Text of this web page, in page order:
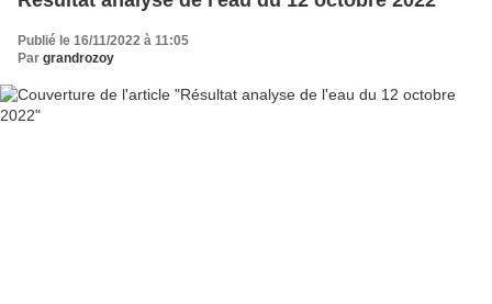
Publié le 16/11/2022 à 11:05
Par grandrozoy